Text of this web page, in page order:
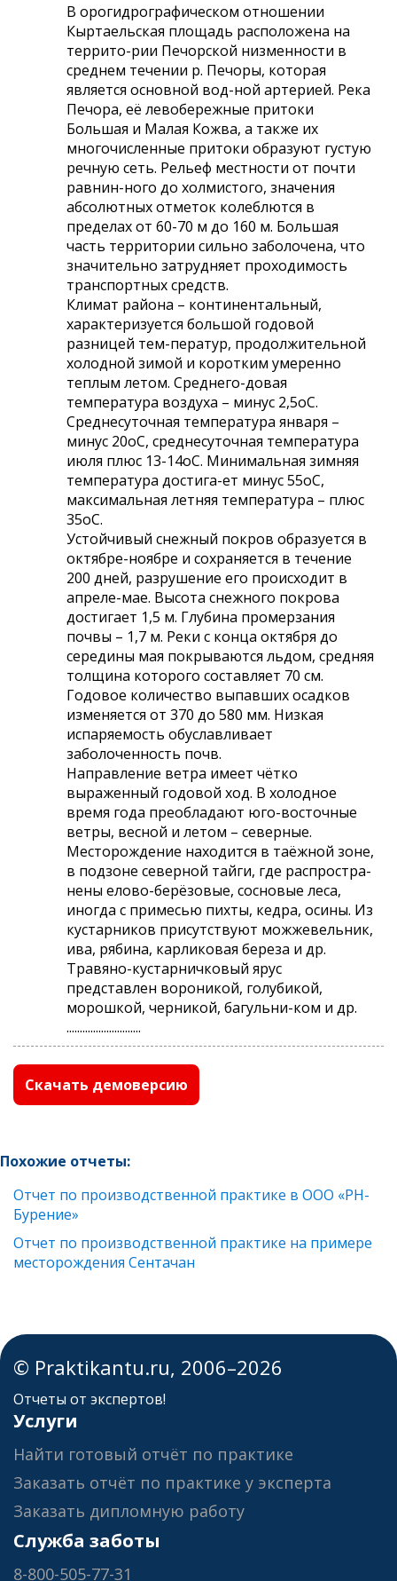
В орогидрографическом отношении
Кыртаельская площадь расположена на
террито-рии Печорской низменности в
среднем течении р. Печоры, которая
является основной вод-ной артерией. Река
Печора, её левобережные притоки
Большая и Малая Кожва, а также их
многочисленные притоки образуют густую
речную сеть. Рельеф местности от почти
равнин-ного до холмистого, значения
абсолютных отметок колеблются в
пределах от 60-70 м до 160 м. Большая
часть территории сильно заболочена, что
значительно затрудняет проходимость
транспортных средств.
Климат района – континентальный,
характеризуется большой годовой
разницей тем-ператур, продолжительной
холодной зимой и коротким умеренно
теплым летом. Среднего-довая
температура воздуха – минус 2,5оС.
Среднесуточная температура января –
минус 20оС, среднесуточная температура
июля плюс 13-14оС. Минимальная зимняя
температура достига-ет минус 55оС,
максимальная летняя температура – плюс
35оС.
Устойчивый снежный покров образуется в
октябре-ноябре и сохраняется в течение
200 дней, разрушение его происходит в
апреле-мае. Высота снежного покрова
достигает 1,5 м. Глубина промерзания
почвы – 1,7 м. Реки с конца октября до
середины мая покрываются льдом, средняя
толщина которого составляет 70 см.
Годовое количество выпавших осадков
изменяется от 370 до 580 мм. Низкая
испаряемость обуславливает
заболоченность почв.
Направление ветра имеет чётко
выраженный годовой ход. В холодное
время года преобладают юго-восточные
ветры, весной и летом – северные.
Месторождение находится в таёжной зоне,
в подзоне северной тайги, где распростра-
нены елово-берёзовые, сосновые леса,
иногда с примесью пихты, кедра, осины. Из
кустарников присутствуют можжевельник,
ива, рябина, карликовая береза и др.
Травяно-кустарничковый ярус
представлен вороникой, голубикой,
морошкой, черникой, багульни-ком и др.
............................
Скачать демоверсию
Похожие отчеты:
Отчет по производственной практике в ООО «РН-
Бурение»
Отчет по производственной практике на примере
месторождения Сентачан
© Praktikantu.ru, 2006–2026
Отчеты от экспертов!
Услуги
Найти готовый отчёт по практике
Заказать отчёт по практике у эксперта
Заказать дипломную работу
Служба заботы
8-800-505-77-31